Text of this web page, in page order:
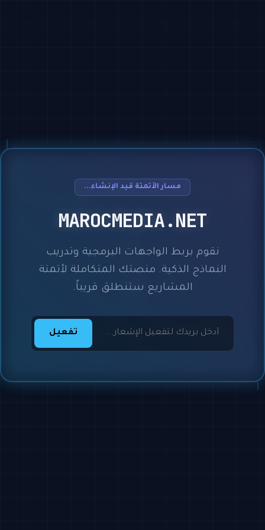
مسار الأتمتة قيد الإنشاء...
MAROCMEDIA.NET
نقوم بربط الواجهات البرمجية وتدريب
النماذج الذكية. منصتك المتكاملة لأتمتة
المشاريع ستنطلق قريباً.
تفعيل